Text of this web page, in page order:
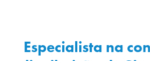
Especialista na